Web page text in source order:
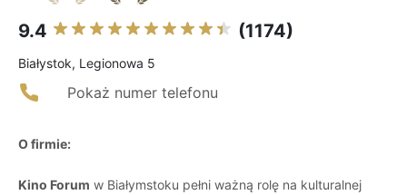
9.4 (1174)
Białystok, Legionowa 5
Pokaż numer telefonu
O firmie:
Kino Forum w Białymstoku pełni ważną rolę na kulturalnej